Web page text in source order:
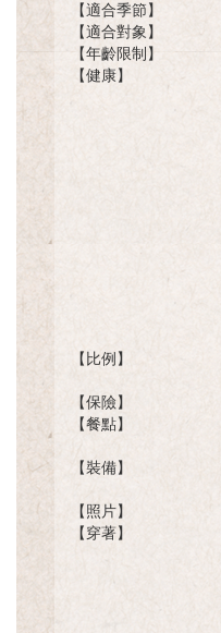
【適合季節】
【適合對象】
【年齡限制】
【健康】
【比例】
【保險】
【餐點】
【裝備】
【照片】
【穿著】